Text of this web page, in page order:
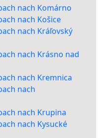
nach Komárno
nach Košice
nach Kráľovský
nach Krásno nad
nach Kremnica
nach
nach Krupina
nach Kysucké